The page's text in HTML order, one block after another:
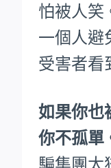
怕被人笑
一個人避
受害者看
如果你也
你不孤單
騙集團太